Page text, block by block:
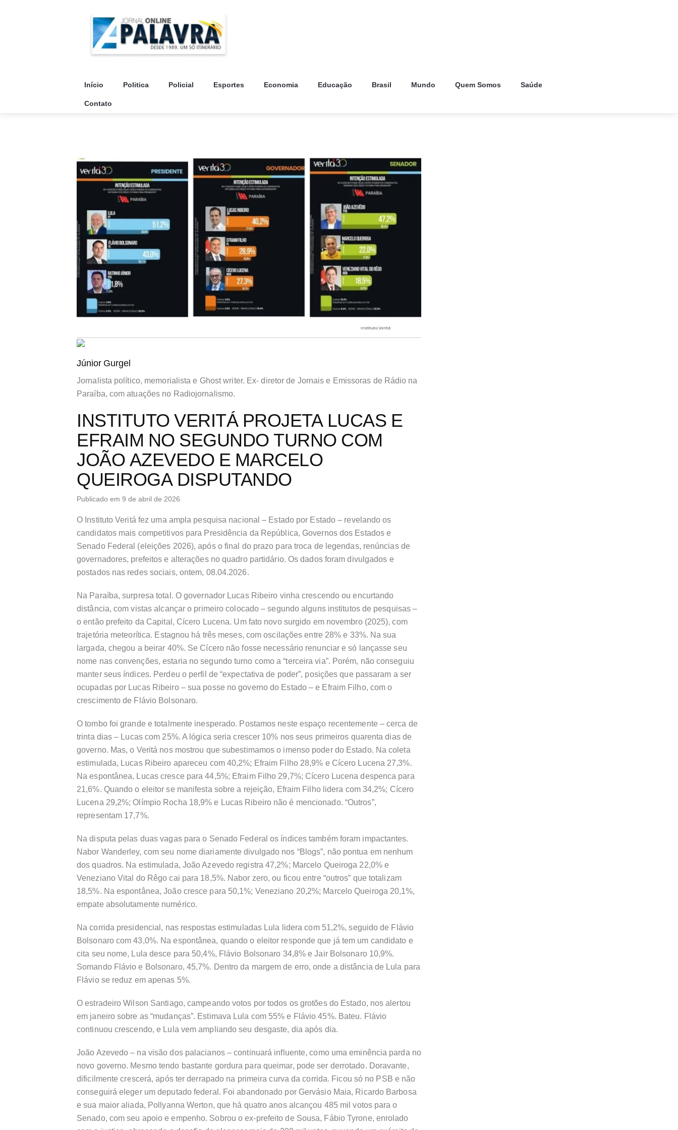
Início Politica Policial Esportes Economia Educação Brasil Mundo Quem Somos Saúde
Contato
Júnior Gurgel
Jornalista político, memorialista e Ghost writer. Ex- diretor de Jornais e Emissoras de Rádio na
Paraíba, com atuações no Radiojornalismo.
INSTITUTO VERITÁ PROJETA LUCAS E
EFRAIM NO SEGUNDO TURNO COM
JOÃO AZEVEDO E MARCELO
QUEIROGA DISPUTANDO
Publicado em 9 de abril de 2026
O Instituto Veritá fez uma ampla pesquisa nacional – Estado por Estado – revelando os
candidatos mais competitivos para Presidência da República, Governos dos Estados e
Senado Federal (eleições 2026), após o final do prazo para troca de legendas, renúncias de
governadores, prefeitos e alterações no quadro partidário. Os dados foram divulgados e
postados nas redes sociais, ontem, 08.04.2026.
Na Paraíba, surpresa total. O governador Lucas Ribeiro vinha crescendo ou encurtando
distância, com vistas alcançar o primeiro colocado – segundo alguns institutos de pesquisas –
o então prefeito da Capital, Cícero Lucena. Um fato novo surgido em novembro (2025), com
trajetória meteorítica. Estagnou há três meses, com oscilações entre 28% e 33%. Na sua
largada, chegou a beirar 40%. Se Cícero não fosse necessário renunciar e só lançasse seu
nome nas convenções, estaria no segundo turno como a “terceira via”. Porém, não conseguiu
manter seus índices. Perdeu o perfil de “expectativa de poder”, posições que passaram a ser
ocupadas por Lucas Ribeiro – sua posse no governo do Estado – e Efraim Filho, com o
crescimento de Flávio Bolsonaro.
O tombo foi grande e totalmente inesperado. Postamos neste espaço recentemente – cerca de
trinta dias – Lucas com 25%. A lógica seria crescer 10% nos seus primeiros quarenta dias de
governo. Mas, o Veritá nos mostrou que subestimamos o imenso poder do Estado. Na coleta
estimulada, Lucas Ribeiro apareceu com 40,2%; Efraim Filho 28,9% e Cícero Lucena 27,3%.
Na espontânea, Lucas cresce para 44,5%; Efraim Filho 29,7%; Cícero Lucena despenca para
21,6%. Quando o eleitor se manifesta sobre a rejeição, Efraim Filho lidera com 34,2%; Cícero
Lucena 29,2%; Olímpio Rocha 18,9% e Lucas Ribeiro não é mencionado. “Outros”,
representam 17,7%.
Na disputa pelas duas vagas para o Senado Federal os índices também foram impactantes.
Nabor Wanderley, com seu nome diariamente divulgado nos “Blogs”, não pontua em nenhum
dos quadros. Na estimulada, João Azevedo registra 47,2%; Marcelo Queiroga 22,0% e
Veneziano Vital do Rêgo cai para 18,5%. Nabor zero, ou ficou entre “outros” que totalizam
18,5%. Na espontânea, João cresce para 50,1%; Veneziano 20,2%; Marcelo Queiroga 20,1%,
empate absolutamente numérico.
Na corrida presidencial, nas respostas estimuladas Lula lidera com 51,2%, seguido de Flávio
Bolsonaro com 43,0%. Na espontânea, quando o eleitor responde que já tem um candidato e
cita seu nome, Lula desce para 50,4%, Flávio Bolsonaro 34,8% e Jair Bolsonaro 10,9%.
Somando Flávio e Bolsonaro, 45,7%. Dentro da margem de erro, onde a distância de Lula para
Flávio se reduz em apenas 5%.
O estradeiro Wilson Santiago, campeando votos por todos os grotões do Estado, nos alertou
em janeiro sobre as “mudanças”. Estimava Lula com 55% e Flávio 45%. Bateu. Flávio
continuou crescendo, e Lula vem ampliando seu desgaste, dia após dia.
João Azevedo – na visão dos palacianos – continuará influente, como uma eminência parda no
novo governo. Mesmo tendo bastante gordura para queimar, pode ser derrotado. Doravante,
dificilmente crescerá, após ter derrapado na primeira curva da corrida. Ficou só no PSB e não
conseguirá eleger um deputado federal. Foi abandonado por Gervásio Maia, Ricardo Barbosa
e sua maior aliada, Pollyanna Werton, que há quatro anos alcançou 485 mil votos para o
Senado, com seu apoio e empenho. Sobrou o ex-prefeito de Sousa, Fábio Tyrone, enrolado